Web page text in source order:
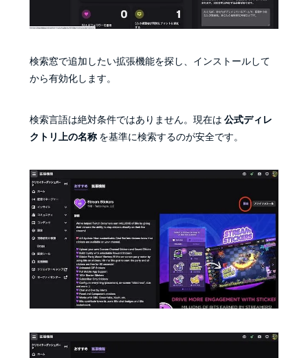
検索窓で追加したい拡張機能を探し、インストールして
から有効化します。
検索言語は絶対条件ではありません。現在は 公式ディレ
クトリ上の名称を基準に検索するのが安全です。